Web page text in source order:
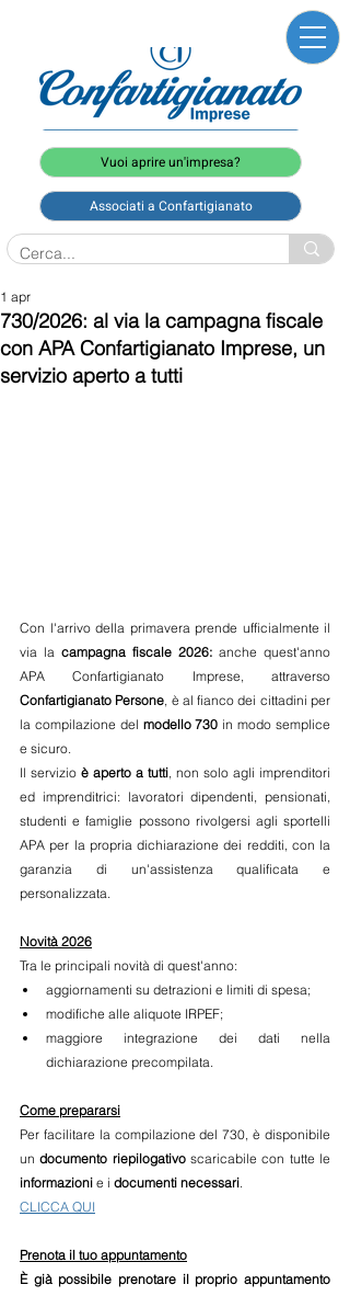
Vuoi aprire un'impresa?
Associati a Confartigianato
730/2026: al via la campagna fiscale
con APA Confartigianato Imprese, un
servizio aperto a tutti
1 apr
Con l'arrivo della primavera prende ufficialmente il
via la campagna fiscale 2026: anche quest'anno
Confartigianato Persone, è al fianco dei cittadini per
la compilazione del modello 730 in modo semplice
e sicuro.
Il servizio è aperto a tutti, non solo agli imprenditori
ed imprenditrici: lavoratori dipendenti, pensionati,
studenti e famiglie possono rivolgersi agli sportelli
APA per la propria dichiarazione dei redditi, con la
garanzia di un'assistenza qualificata e
personalizzata.
Novità 2026
Tra le principali novità di quest'anno:
aggiornamenti su detrazioni e limiti di spesa;
modifiche alle aliquote IRPEF;
maggiore integrazione dei dati nella
dichiarazione precompilata.
Come prepararsi
Per facilitare la compilazione del 730, è disponibile
un documento riepilogativo
informazioni e i documenti necessari.
CLICCA QUI
Prenota il tuo appuntamento
È già possibile prenotare il proprio appuntamento